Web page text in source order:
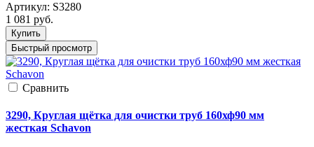
Артикул: S3280
1 081 руб.
Купить
Быстрый просмотр
Cравнить
3290, Круглая щётка для очистки труб 160хф90 мм
жесткая Schavon